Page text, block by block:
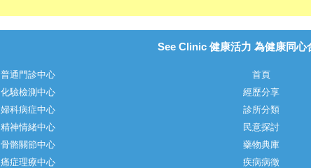
普通門診中心
化驗檢測中心
婦科病症中心
精神情緒中心
骨骼關節中心
痛症理療中心
See Clinic 健康活力 為健康同心
首頁
經歷分享
診所分類
民意探討
藥物典庫
疾病病徵